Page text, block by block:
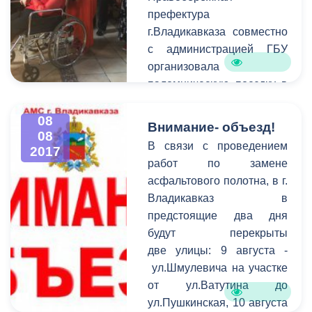
жители Владикавказа
могут по номеру 53-19-19.
дикорастущих растений
содержащих
наркотические вещества,
прошли мероприятия по
выявлению и
наркосодержащих
растений.
префектура
г.Владикавказа совместно
с администрацией ГБУ
организовала
паломническую поездку в
08
08
2017
Внимание- объезд!
В связи с проведением
работ по замене
асфальтового полотна, в г.
Владикавказ в
предстоящие два дня
будут перекрыты
две улицы: 9 августа -
ул.Шмулевича на участке
от ул.Ватутина до
ул.Пушкинская, 10 августа